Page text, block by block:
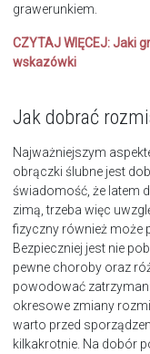
grawerunkiem.
CZYTAJ WIĘCEJ: Jaki
wskazówki
Jak dobrać
Najważniejszym
obrączki ślubne jest
świadomość, że latem
zimą, trzeba więc
fizyczny również może
Bezpieczniej jest nie
pewne choroby oraz
powodować
okresowe zmiany
warto przed
kilkakrotnie. Na dobór